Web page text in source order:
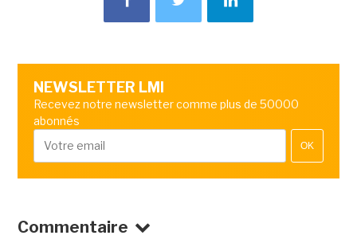
NEWSLETTER LMI
Recevez notre newsletter comme plus de 50000
abonnés
OK
Commentaire